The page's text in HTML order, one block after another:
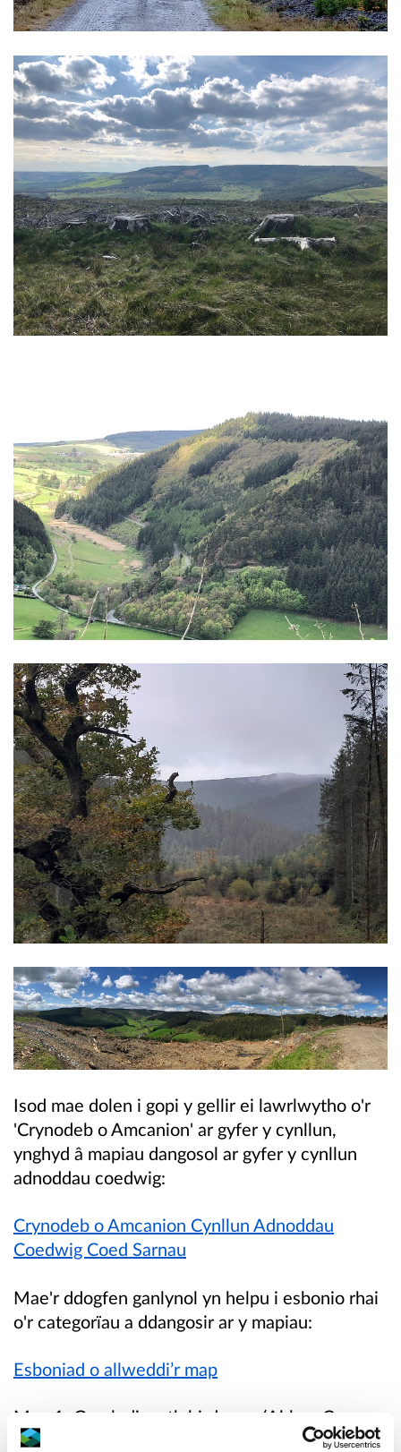
Isod mae dolen i gopi y gellir ei lawrlwytho o'r
'Crynodeb o Amcanion' ar gyfer y cynllun,
ynghyd â mapiau dangosol ar gyfer y cynllun
adnoddau coedwig:
Crynodeb o Amcanion Cynllun Adnoddau
Coedwig Coed Sarnau
Mae'r ddogfen ganlynol yn helpu i esbonio rhai
o'r categorïau a ddangosir ar y mapiau:
Esboniad o allweddi’r map
Map 1: Gweledigaeth hirdymor (Abbey Cwm
Hir)